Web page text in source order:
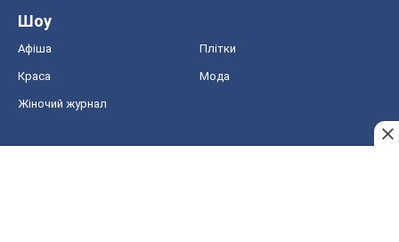
Шоу
Афіша Плітки
Краса Мода
Жіночий журнал